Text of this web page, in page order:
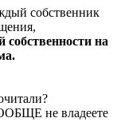
собственник
собственности на
не владеете